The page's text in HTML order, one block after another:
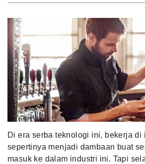
TRENDING
EVENTS
MLDPODCAST
VIDEOS
MLDPOINTS
Di era serba teknologi ini, bekerja di
sepertinya menjadi dambaan buat
masuk ke dalam industri ini. Tapi